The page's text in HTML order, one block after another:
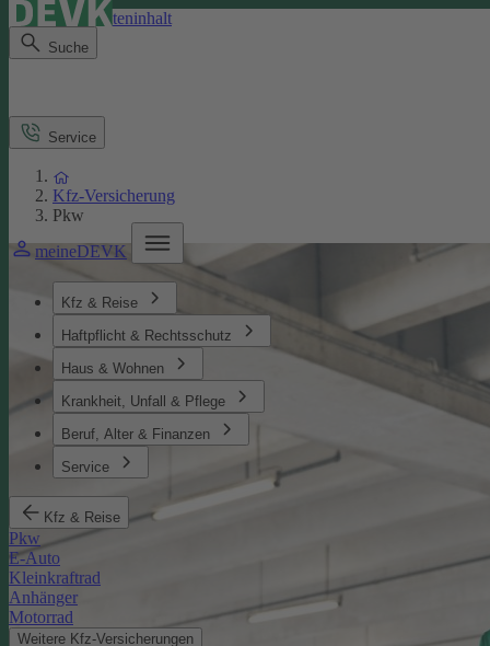
Direkt zum Seiteninhalt
Suche
meineDEVK
Kfz & Reise
Haftpflicht & Rechtsschutz
Haus & Wohnen
Krankheit, Unfall & Pflege
Beruf, Alter & Finanzen
Service
Kfz & Reise
Pkw
E-Auto
Kleinkraftrad
Anhänger
Motorrad
Weitere Kfz-Versicherungen
Service
Kfz-Versicherung
Pkw